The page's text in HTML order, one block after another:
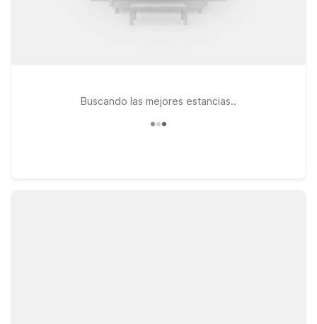
Buscando las mejores estancias..